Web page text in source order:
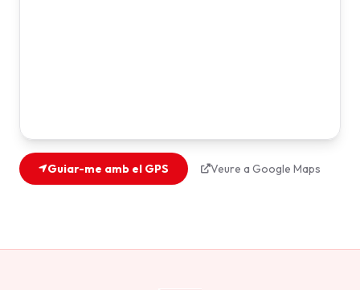
Guiar-me amb el GPS Veure a Google Maps